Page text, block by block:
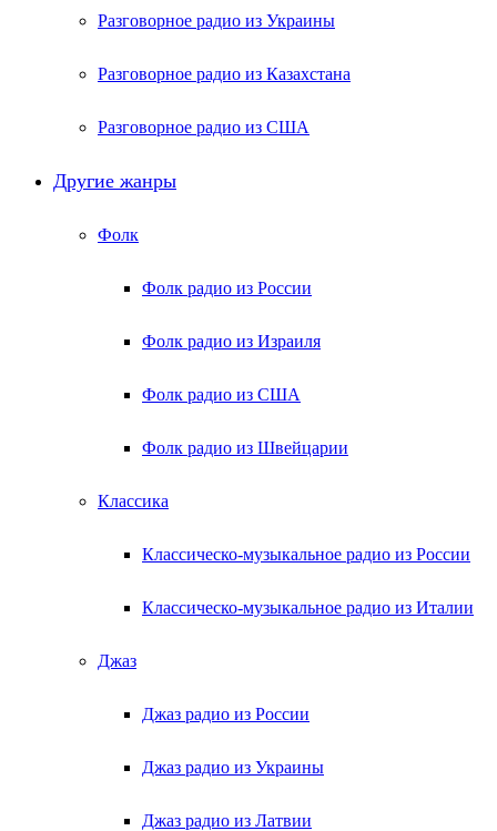
Разговорное радио из Украины
Разговорное радио из Казахстана
Разговорное радио из США
Другие жанры
Фолк
Фолк радио из России
Фолк радио из Израиля
Фолк радио из США
Фолк радио из Швейцарии
Классика
Классическо-музыкальное радио из России
Классическо-музыкальное радио из Италии
Джаз
Джаз радио из России
Джаз радио из Украины
Джаз радио из Латвии